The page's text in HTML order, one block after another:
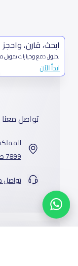
ابحث، قارن، واحجز
بحلول دفع وخيارات تمويل
ابدأ الآن
تواصل معنا
7899 طريق الثمامة، حي الربيع، الرياض 11564
تواصل